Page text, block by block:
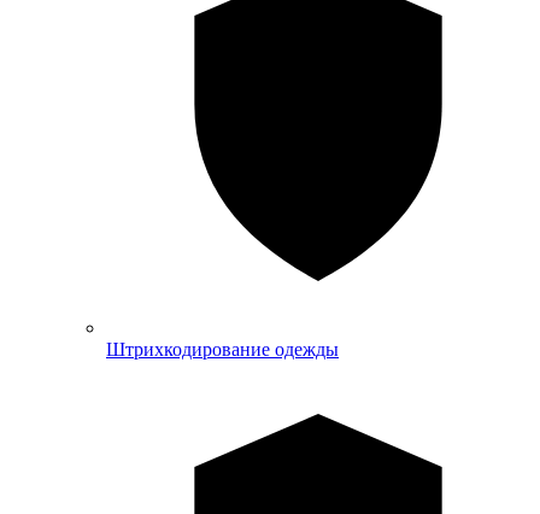
Штрихкодирование одежды